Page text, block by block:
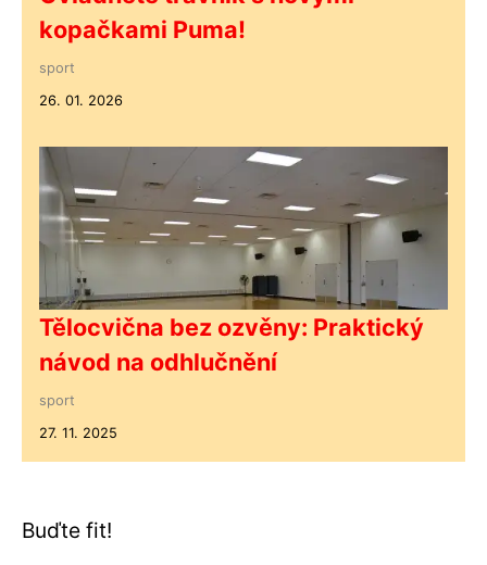
kopačkami Puma!
sport
26. 01. 2026
Tělocvična bez ozvěny: Praktický
návod na odhlučnění
sport
27. 11. 2025
Buďte fit!